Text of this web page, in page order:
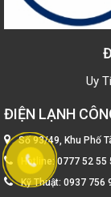
Uy
ĐIỆN LẠNH
Số 93/49, Khu Phố
Hotline:0777 52 55
Kỹ Thuật: 0937 756